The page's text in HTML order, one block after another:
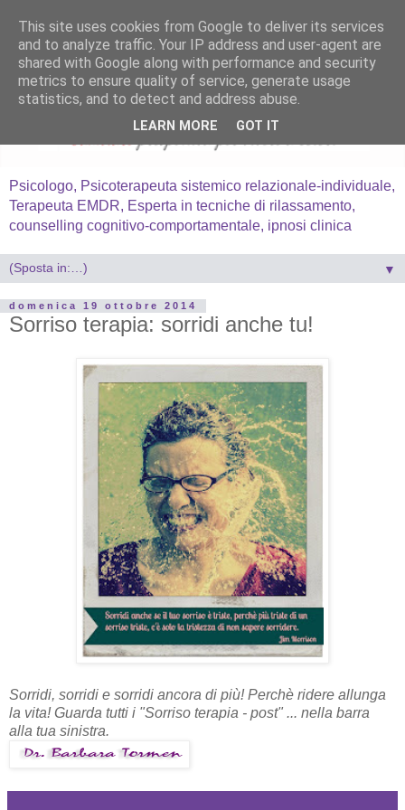
Psicologo, Psicoterapeuta sistemico relazionale-individuale,
Terapeuta EMDR, Esperta in tecniche di rilassamento,
counselling cognitivo-comportamentale, ipnosi clinica
▼
domenica 19 ottobre 2014
Sorriso terapia: sorridi anche tu!
Sorridi, sorridi e sorridi ancora di più! Perchè ridere allunga
la vita!Guarda tutti i "Sorriso terapia - post" ... nella barra
alla tua sinistra.
This site uses cookies from Google to deliver its services
and to analyze traffic. Your IP address and user-agent are
shared with Google along with performance and security
metrics to ensure quality of service, generate usage
statistics, and to detect and address abuse.
LEARN MORE GOT IT